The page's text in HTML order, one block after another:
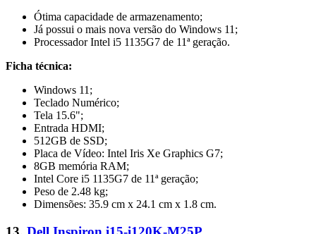
Ótima capacidade de armazenamento;
Já possui o mais nova versão do Windows 11;
Processador Intel i5 1135G7 de 11ª geração.
Ficha técnica:
Windows 11;
Teclado Numérico;
Tela 15.6";
Entrada HDMI;
512GB de SSD;
Placa de Vídeo: Intel Iris Xe Graphics G7;
8GB memória RAM;
Intel Core i5 1135G7 de 11ª geração;
Peso de 2.48 kg;
Dimensões: 35.9 cm x 24.1 cm x 1.8 cm.